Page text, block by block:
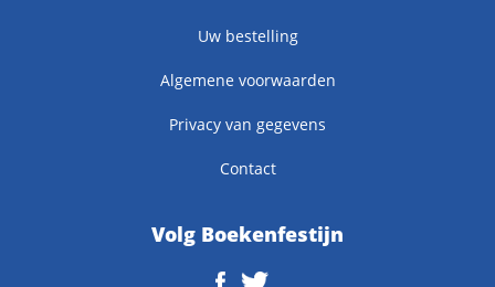
Uw bestelling
Algemene voorwaarden
Privacy van gegevens
Contact
Volg Boekenfestijn